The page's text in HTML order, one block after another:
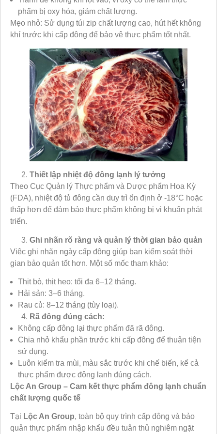
phẩm bị oxy hóa, giảm chất lượng.
Mẹo nhỏ: Sử dụng túi zip chất lượng cao, hút hết không
khí trước khi cấp đông để bảo vệ thực phẩm tốt nhất.
Thiết lập nhiệt độ đông lạnh lý tưởng
Theo Cục Quản lý Thực phẩm và Dược phẩm Hoa Kỳ
(FDA), nhiệt độ tủ đông cần duy trì ổn định ở -18°C hoặc
thấp hơn để đảm bảo thực phẩm không bị vi khuẩn phát
triển.
Ghi nhãn rõ ràng và quản lý thời gian bảo quản
Việc ghi nhãn ngày cấp đông giúp bạn kiểm soát thời
gian bảo quản tốt hơn. Một số mốc tham khảo:
Thịt bò, thịt heo: tối đa 6–12 tháng.
Hải sản: 3–6 tháng.
Rau củ: 8–12 tháng (tùy loại).
Rã đông đúng cách:
Không cấp đông lại thực phẩm đã rã đông.
Chia nhỏ khẩu phần trước khi cấp đông để thuận tiện
sử dụng.
Luôn kiểm tra mùi, màu sắc trước khi chế biến, kể cả
thực phẩm được đông lạnh đúng cách.
Lộc An Group – Cam kết thực phẩm đông lạnh chuẩn
chất lượng quốc tế
Tại Lộc An Group, toàn bộ quy trình cấp đông và bảo
quản thực phẩm nhập khẩu đều tuân thủ nghiêm ngặt